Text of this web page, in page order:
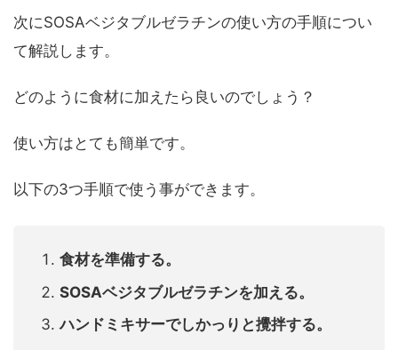
次にSOSAベジタブルゼラチンの使い方の手順につい
て解説します。
どのように食材に加えたら良いのでしょう？
使い方はとても簡単です。
以下の3つ手順で使う事ができます。
食材を準備する。
SOSAベジタブルゼラチンを加える。
ハンドミキサーでしかっりと攪拌する。